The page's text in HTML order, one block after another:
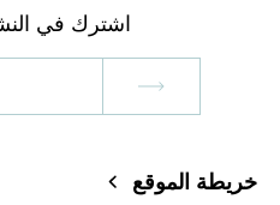
اشترك في
خريطة الموقع